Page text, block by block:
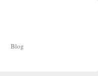
Blog